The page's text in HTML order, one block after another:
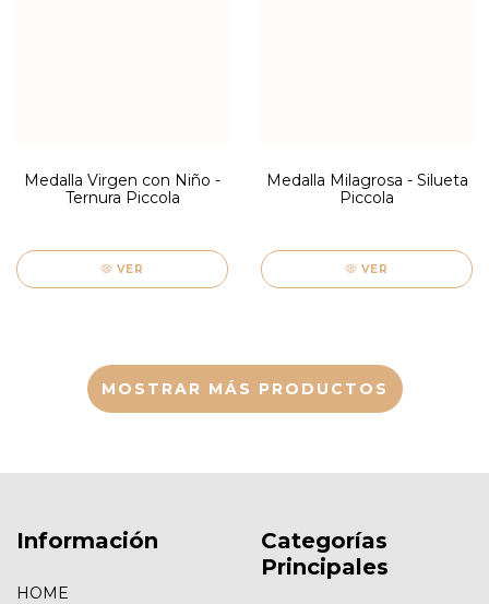
Medalla Virgen con Niño -
Ternura Piccola
VER
Medalla Milagrosa - Silueta
Piccola
VER
MOSTRAR MÁS PRODUCTOS
Información
HOME
Categorías
Principales